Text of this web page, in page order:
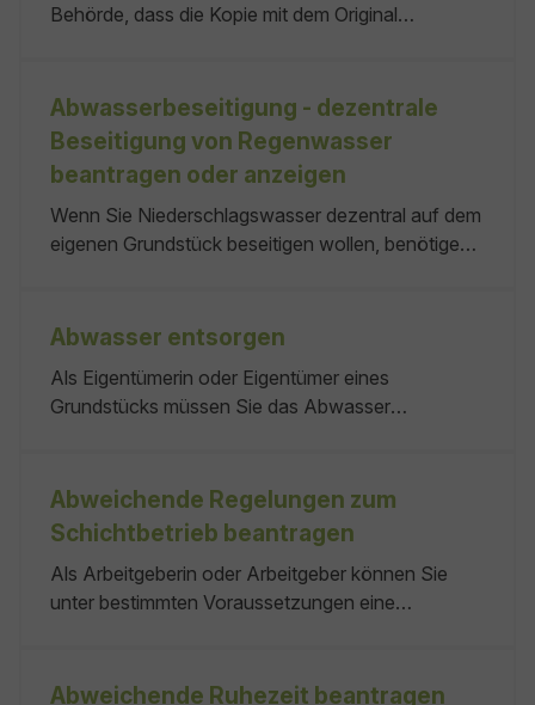
Behörde, dass die Kopie mit dem Original
Beglaubigungsvermerk. Dieser muss folgende
Angaben enthalten: keine Bei den zuständigen
Behörden erfragen keiner
Abwasserbeseitigung - dezentrale
Beseitigung von Regenwasser
beantragen oder anzeigen
Wenn Sie Niederschlagswasser dezentral auf dem
eigenen Grundstück beseitigen wollen, benötigen
beseitigen. Eine Erlaubnis benötigen Sie
Wasserbehörde Keine kein
Abwasser entsorgen
Als Eigentümerin oder Eigentümer eines
Grundstücks müssen Sie das Abwasser
Grundstücksentwässerungskanal an die
öffentliche Kanalisation anschließen müssen.
Ausnahme hiervon kann das anfallende
Regenwasser sein. Abwasser ist
Abweichende Regelungen zum
Schichtbetrieb beantragen
Als Arbeitgeberin oder Arbeitgeber können Sie
unter bestimmten Voraussetzungen eine
gesetzlich vorgesehen für: Stadt- oder Landkreis
Abweichende Ruhezeit beantragen